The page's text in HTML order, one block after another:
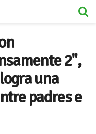
2",
una
padres e